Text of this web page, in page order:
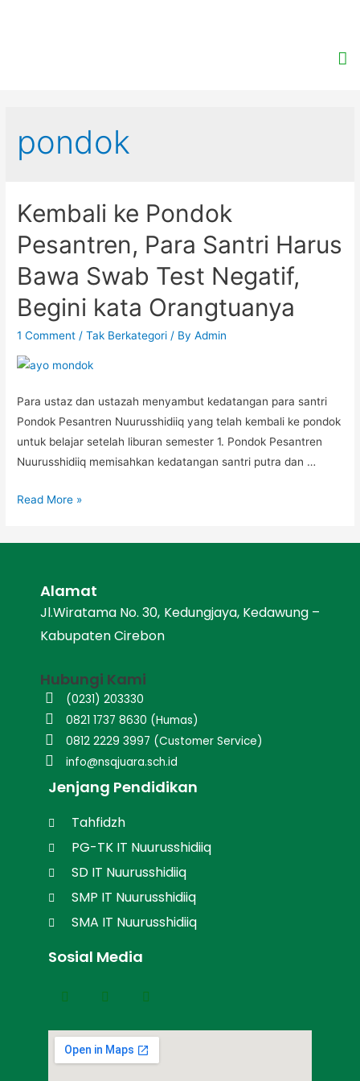
pondok
Kembali ke Pondok
Pesantren, Para Santri Harus
Bawa Swab Test Negatif,
Begini kata Orangtuanya
1 Comment /Tak Berkategori / ByAdmin
Para ustaz dan ustazah menyambut kedatangan para santri
Pondok Pesantren Nuurusshidiiq yang telah kembali ke pondok
untuk belajar setelah liburan semester 1. Pondok Pesantren
Nuurusshidiiq memisahkan kedatangan santri putra dan …
Read More »
Alamat
Jl.Wiratama No. 30, Kedungjaya, Kedawung –
Kabupaten Cirebon
Hubungi Kami
(0231) 203330
0821 1737 8630 (Humas)
0812 2229 3997 (Customer Service)
info@nsqjuara.sch.id
Jenjang Pendidikan
Tahfidzh
PG-TK IT Nuurusshidiiq
SD IT Nuurusshidiiq
SMP IT Nuurusshidiiq
SMA IT Nuurusshidiiq
Sosial Media